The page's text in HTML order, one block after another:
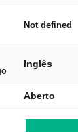
Not defined
Inglês
Aberto